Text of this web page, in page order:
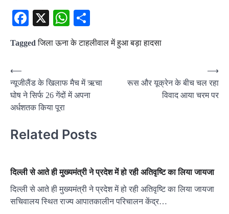
Facebook
X WhatsApp
Taggedजिला ऊना के टाहलीवाल में हुआ बड़ा हादसा
Post
navigation
⟵
न्यूजीलैंड के खिलाफ मैच में ऋचा
घोष ने सिर्फ 26 गेंदों में अपना
अर्धशतक किया पूरा
रूस और यूक्रेन के बीच चल रहा
विवाद आया चरम पर
⟶
Related Posts
दिल्ली से आते ही मुख्यमंत्री ने प्रदेश में हो रही अतिवृष्टि का लिया जायजा
दिल्ली से आते ही मुख्यमंत्री ने प्रदेश में हो रही अतिवृष्टि का लिया जायजा
सचिवालय स्थित राज्य आपातकालीन परिचालन केंद्र…